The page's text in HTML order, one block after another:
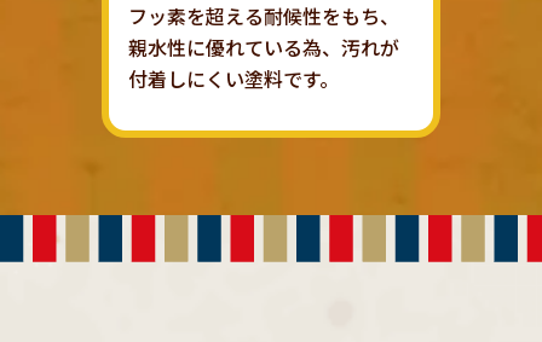
フッ素を超える耐候性をもち、
親水性に優れている為、汚れが
付着しにくい塗料です。